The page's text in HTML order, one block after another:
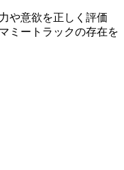
や意欲を正しく評価
ミートラックの存在を